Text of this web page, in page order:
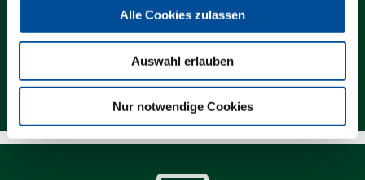
Alle Cookies zulassen
Auswahl erlauben
Nur notwendige Cookies
Kontakt